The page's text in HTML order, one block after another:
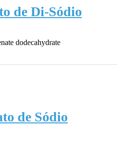
de Di-Sódio
dodecahydrate
de Sódio